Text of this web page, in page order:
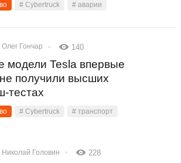
# Cybertruck # аварии
Олег Гончар 140
модели Tesla впервые
получили высших
тестах
# Cybertruck # транспорт
Николай Головин 228